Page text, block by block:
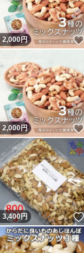
2,000円
2,000円
3,400円